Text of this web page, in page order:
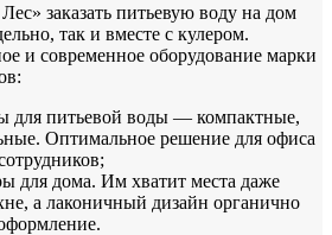
заказать питьевую воду на дом
так и вместе с кулером.
и современное оборудование марки
для питьевой воды — компактные,
Оптимальное решение для офиса
для дома. Им хватит места даже
а лаконичный дизайн органично